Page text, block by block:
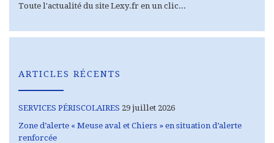
Toute l'actualité du site Lexy.fr en un clic...
ARTICLES RÉCENTS
SERVICES PÉRISCOLAIRES 29 juillet 2026
Zone d’alerte « Meuse aval et Chiers » en situation d’alerte
renforcée